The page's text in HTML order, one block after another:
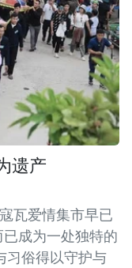
遗产
瓦爱情集市早已
成为一处独特的
习俗得以守护与